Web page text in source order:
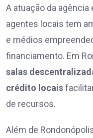
A atuação da
agentes locais tem
e médios
financiamento. Em
salas
crédito locais
de recursos.
Além de